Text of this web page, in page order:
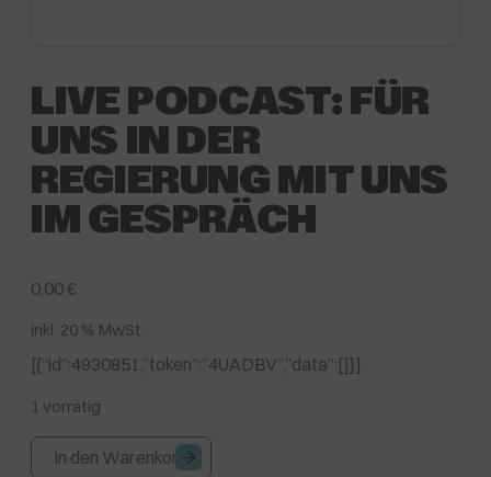
LIVE PODCAST: FÜR
UNS IN DER
REGIERUNG MIT UNS
IM GESPRÄCH
0,00€
inkl. 20 % MwSt.
[{“id”:4930851,”token”:”4UADBV”,”data”:[]}]
1 vorrätig
LiveIn den Warenkorb